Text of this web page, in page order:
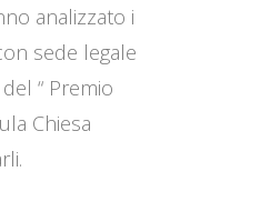
analizzato i
sede legale
“ Premio
Chiesa